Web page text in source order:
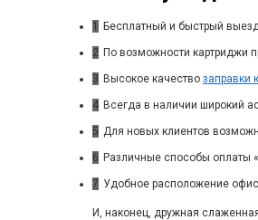
1 Бесплатный и быстрый
2 По возможности картриджи
3 Высокое качество заправки
4 Всегда в наличии широкий
5 Для новых клиентов
6 Различные способы оплаты
7 Удобное расположение
И, наконец, дружная